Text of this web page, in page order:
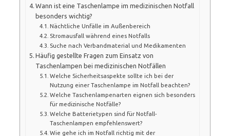
Wann ist eine Taschenlampe im medizinischen Notfall
besonders wichtig?
Nächtliche Unfälle im Außenbereich
Stromausfall während eines Notfalls
Suche nach Verbandmaterial und Medikamenten
Häufig gestellte Fragen zum Einsatz von
Taschenlampen bei medizinischen Notfällen
Welche Sicherheitsaspekte sollte ich bei der
Nutzung einer Taschenlampe im Notfall beachten?
Welche Taschenlampenarten eignen sich besonders
für medizinische Notfälle?
Welche Batterietypen sind für Notfall-
Taschenlampen empfehlenswert?
Wie gehe ich im Notfall richtig mit der